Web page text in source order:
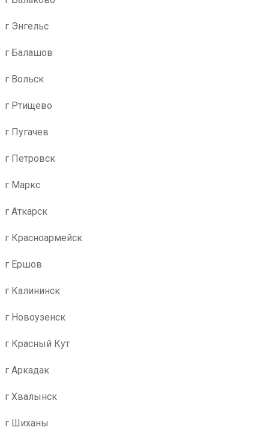
г Энгельс
г Балашов
г Вольск
г Ртищево
г Пугачев
г Петровск
г Маркс
г Аткарск
г Красноармейск
г Ершов
г Калининск
г Новоузенск
г Красный Кут
г Аркадак
г Хвалынск
г Шиханы